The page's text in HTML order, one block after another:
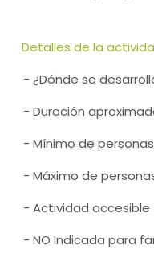
Detalles de la
- ¿Dónde se
- Duración
- Mínimo de
- Máximo de
- Actividad accesible
- NO Indicada para